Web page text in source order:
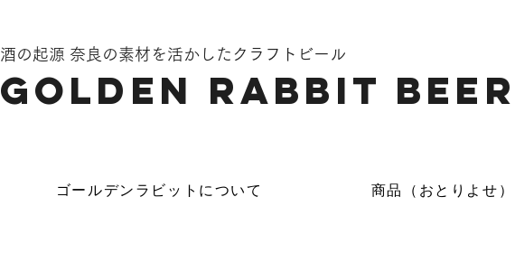
酒の起源 奈良の素材を活かしたクラフトビール
GOLDEN Rabbit Beer
ゴールデンラビットについて 商品（おとりよせ）